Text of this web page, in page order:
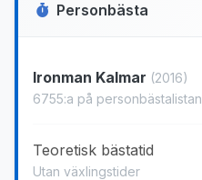
Personbästa
Ironman Kalmar (2016)
6755:a på personbästalistan
Teoretisk bästatid
Utan växlingstider